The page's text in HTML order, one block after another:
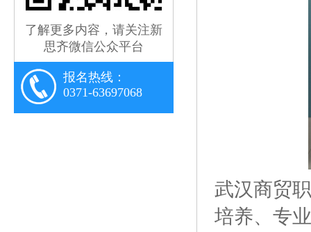
了解更多内容，请关注新
思齐微信公众平台
报名热线：
0371-63697068
武汉商贸
培养、专